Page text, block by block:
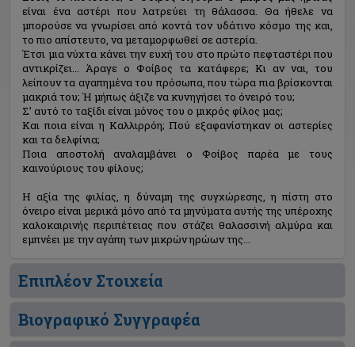
είναι ένα αστέρι που λατρεύει τη θάλασσα. Θα ήθελε να
μπορούσε να γνωρίσει από κοντά τον υδάτινο κόσμο της και,
το πιο απίστευτο, να μεταμορφωθεί σε αστερία.
Έτσι μια νύχτα κάνει την ευχή του στο πρώτο πεφταστέρι που
αντικρίζει... Άραγε ο Φοίβος τα κατάφερε; Κι αν ναι, του
λείπουν τα αγαπημένα του πρόσωπα, που τώρα πια βρίσκονται
μακριά του; Ή μήπως άξιζε να κυνηγήσει το όνειρό του;
Σ’ αυτό το ταξίδι είναι μόνος του ο μικρός φίλος μας;
Και ποια είναι η Καλλιρρόη; Πού εξαφανίστηκαν οι αστερίες
και τα δελφίνια;
Ποια αποστολή αναλαμβάνει ο Φοίβος παρέα με τους
καινούριους του φίλους;
Η αξία της φιλίας, η δύναμη της συγχώρεσης, η πίστη στο
όνειρο είναι μερικά μόνο από τα μηνύματα αυτής της υπέροχης
καλοκαιρινής περιπέτειας που στάζει θαλασσινή αλμύρα και
εμπνέει με την αγάπη των μικρών ηρώων της...
Επιπλέον Στοιχεία
Βιογραφικό Συγγραφέα